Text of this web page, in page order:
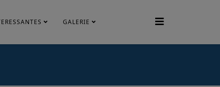
GALERIE